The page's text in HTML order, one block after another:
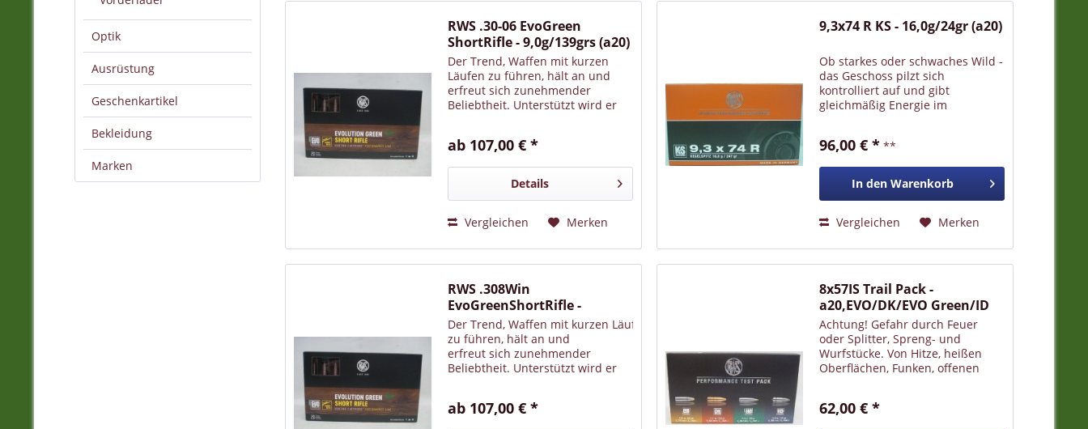
Optik
Ausrüstung
Geschenkartikel
Bekleidung
Marken
RWS .30-06 EvoGreen
ShortRifle - 9,0g/139grs (a20)
Der Trend, Waffen mit kurzen
Läufen zu führen, hält an und
erfreut sich zunehmender
Beliebtheit. Unterstützt wird er
Bekanntlich ist Standardmunition
ab 107,00 € *
Details
Vergleichen Merken
9,3x74 R KS - 16,0g/24gr (a20)
Ob starkes oder schwaches Wild -
das Geschoss pilzt sich
kontrolliert auf und gibt
gleichmäßig Energie im
Restkörpers für den Ausschuss.
optimalen...
96,00 € * **
In den Warenkorb
Vergleichen Merken
RWS .308Win
EvoGreenShortRifle -
9,0g/139gr (a20)
Der Trend, Waffen mit kurzen Läufen
zu führen, hält an und
erfreut sich zunehmender
Beliebtheit. Unterstützt wird er
Bekanntlich ist Standardmunition
ab 107,00 € *
8x57IS Trail Pack -
a20,EVO/DK/EVO Green/ID
Cla.
Achtung! Gefahr durch Feuer
oder Splitter, Spreng- und
Wurfstücke. Von Hitze, heißen
Oberflächen, Funken, offenen
rauchen. Die Abgabe dieses
62,00 € *